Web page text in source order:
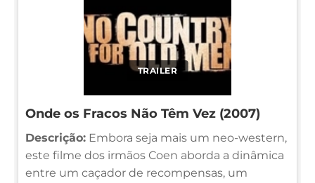
TRAILER
Onde os Fracos Não Têm Vez (2007)
Descrição: Embora seja mais um neo-western,
este filme dos irmãos Coen aborda a dinâmica
entre um caçador de recompensas, um